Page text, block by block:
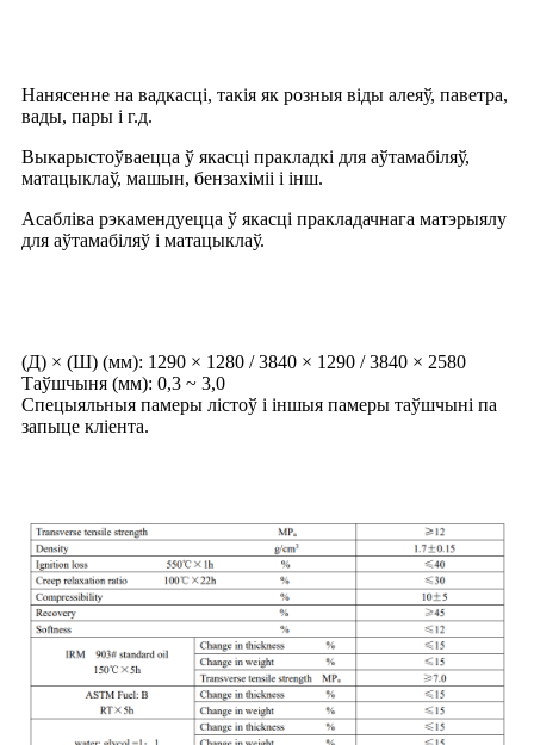
Нанясенне на вадкасці, такія як розныя віды алеяў, паветра,
вады, пары і г.д.
Выкарыстоўваецца ў якасці пракладкі для аўтамабіляў,
матацыклаў, машын, бензахіміі і інш.
Асабліва рэкамендуецца ў якасці пракладачнага матэрыялу
для аўтамабіляў і матацыклаў.
(Д) × (Ш) (мм): 1290 × 1280 / 3840 × 1290 / 3840 × 2580
Таўшчыня (мм): 0,3 ~ 3,0
Спецыяльныя памеры лістоў і іншыя памеры таўшчыні па
запыце кліента.